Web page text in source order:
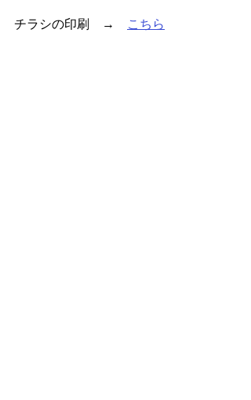
チラシの印刷　→ こちら